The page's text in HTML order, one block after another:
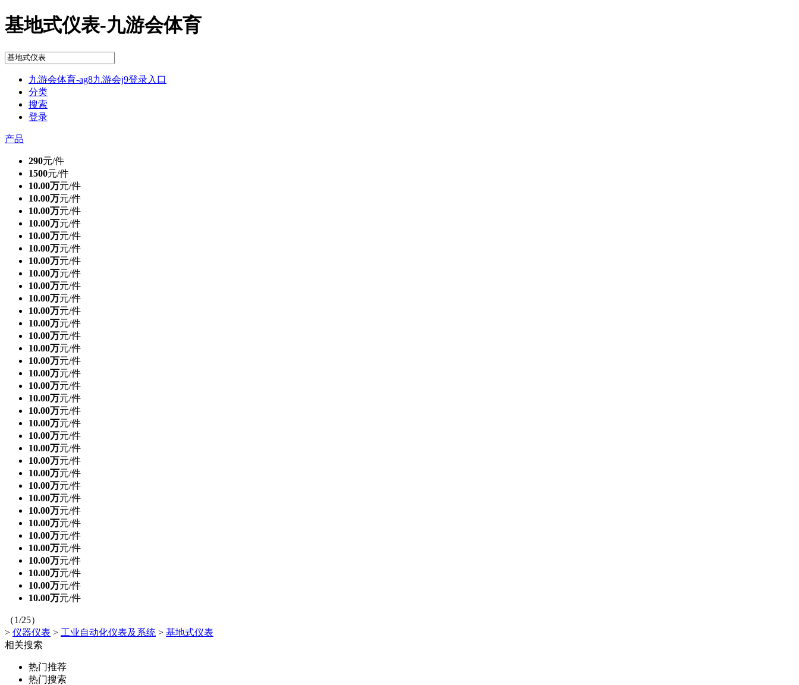
基地式仪表-九游会体育
九游会体育-ag8九游会j9登录入口
分类
搜索
登录
产品
290元/件
1500元/件
10.00万元/件
10.00万元/件
10.00万元/件
10.00万元/件
10.00万元/件
10.00万元/件
10.00万元/件
10.00万元/件
10.00万元/件
10.00万元/件
10.00万元/件
10.00万元/件
10.00万元/件
10.00万元/件
10.00万元/件
10.00万元/件
10.00万元/件
10.00万元/件
10.00万元/件
10.00万元/件
10.00万元/件
10.00万元/件
10.00万元/件
10.00万元/件
10.00万元/件
10.00万元/件
10.00万元/件
10.00万元/件
10.00万元/件
10.00万元/件
10.00万元/件
10.00万元/件
10.00万元/件
10.00万元/件
（1/25）
> 仪器仪表 > 工业自动化仪表及系统 > 基地式仪表
相关搜索
热门推荐
热门搜索